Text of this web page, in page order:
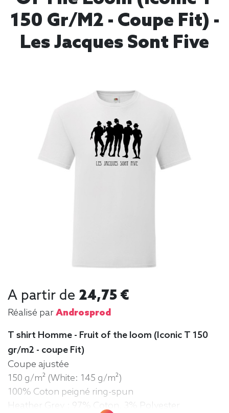
150 Gr/m2 - Coupe Fit) -
Les Jacques Sont Five
A partir de 24,75 €
Réalisé parAndrosprod
T shirt Homme - Fruit of the loom (Iconic T 150
gr/m2 - coupe Fit)
Coupe ajustée
150 g/m² (White: 145 g/m²)
100% Coton peigné ring-spun
Heather Grey : 97% Coton, 3% Polyester